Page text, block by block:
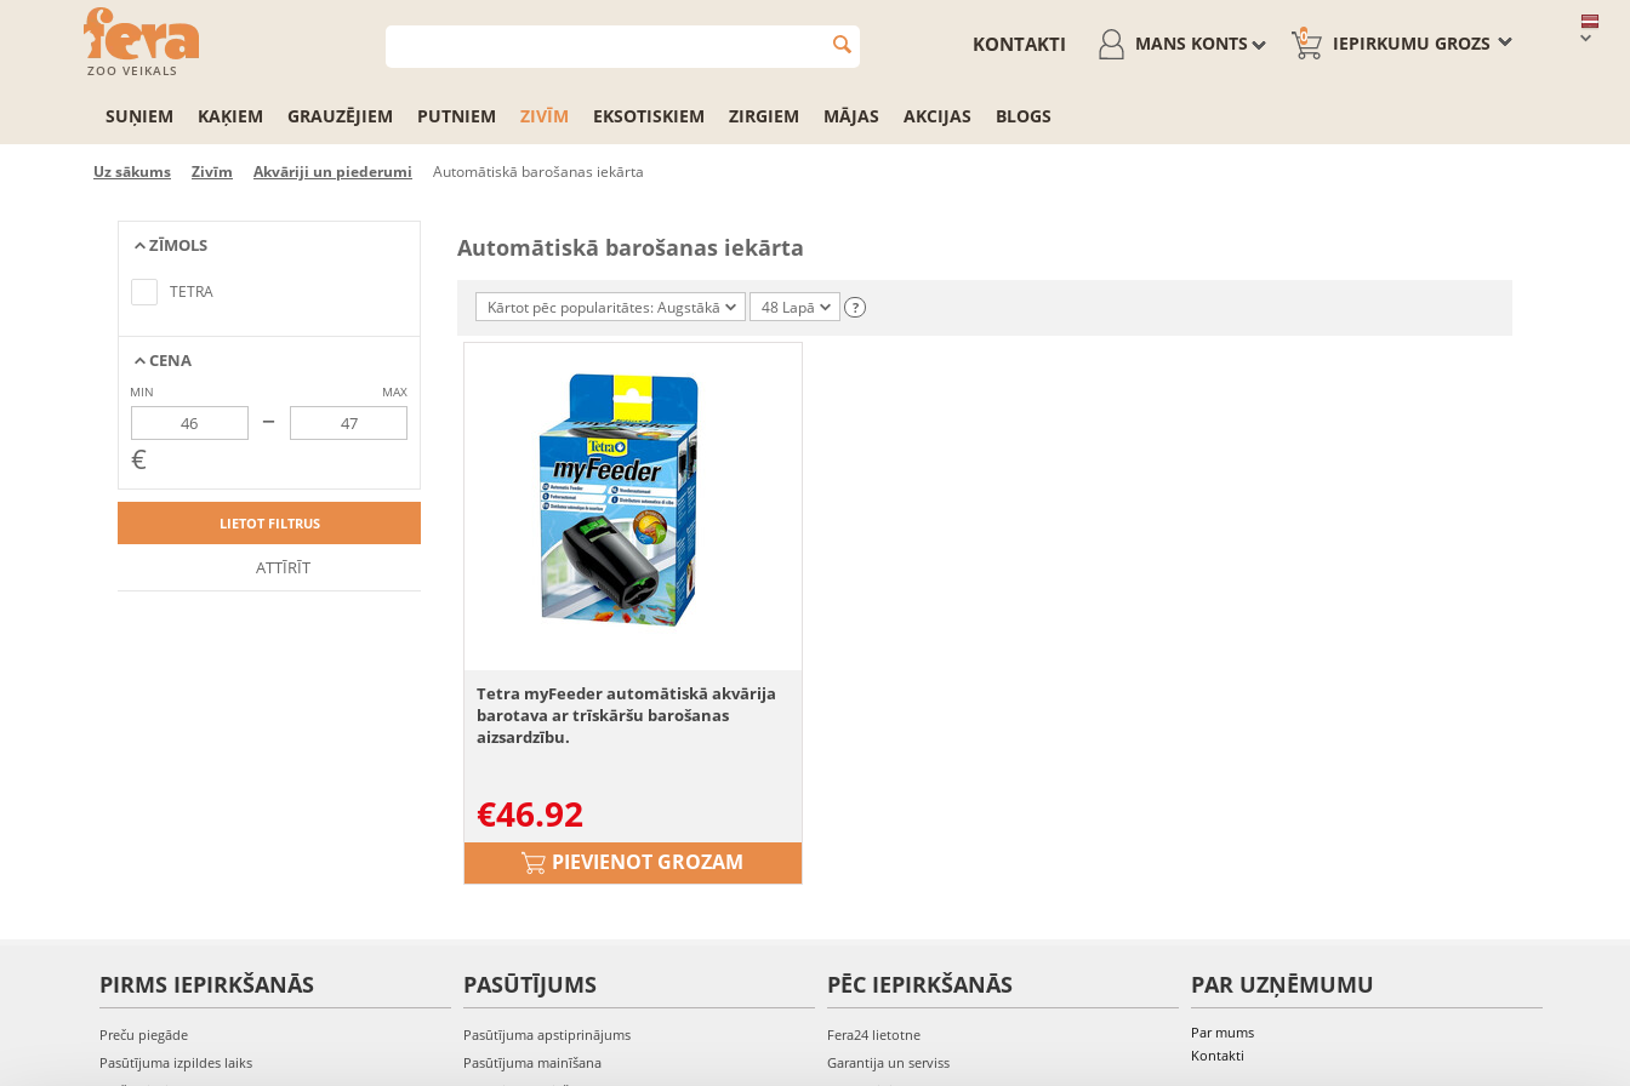
ZOO VEIKALS
IEPIRKUMU GROZS
0
MANS KONTS
KONTAKTI
SUŅIEM KAĶIEM GRAUZĒJIEM PUTNIEM ZIVĪM EKSOTISKIEM ZIRGIEM MĀJAS AKCIJAS BLOGS
Uz sākums Zivīm Akvāriji un piederumi Automātiskā barošanas iekārta
ZĪMOLS
TETRA
CENA
MIN MAX
–
€
LIETOT FILTRUS
ATTĪRĪT
Automātiskā barošanas iekārta
Kārtot pēc popularitātes: Augstākā 48 Lapā ?
Tetra myFeeder automātiskā akvārija
barotava ar trīskāršu barošanas
aizsardzību.
€46.92
PIEVIENOT GROZAM
PIRMS IEPIRKŠANĀS
Preču piegāde
Pasūtījuma izpildes laiks
PASŪTĪJUMS
Pasūtījuma apstiprinājums
Pasūtījuma mainīšana
PĒC IEPIRKŠANĀS
Fera24 lietotne
Garantija un serviss
PAR UZŅĒMUMU
Par mums
Kontakti